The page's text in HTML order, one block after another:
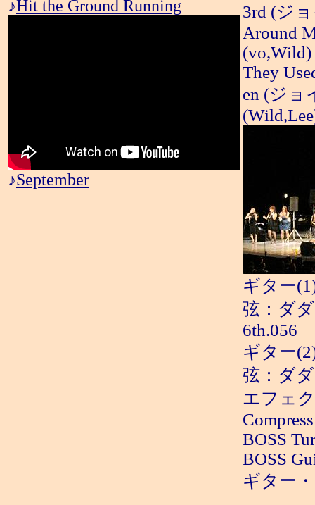
♪Hit the Ground Running
♪September
3rd (ジ
Around
(vo,Wild)
They
en (ジョ
ギター
弦：ダダ
6th.056
ギター
弦：ダ
エフェ
BOSS
BOSS
ギター